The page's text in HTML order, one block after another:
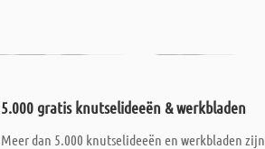
5.000 gratis knutselideeën & werkbladen
Meer dan 5.000 knutselideeën en werkbladen zijn